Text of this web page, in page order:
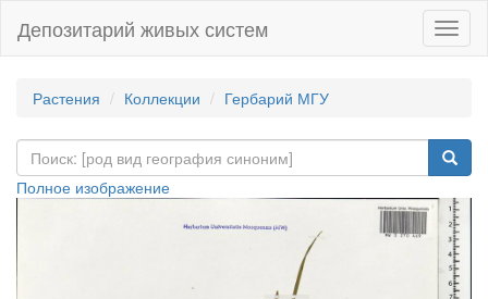
Депозитарий живых систем
Растения Коллекции Гербарий МГУ
Полное изображение